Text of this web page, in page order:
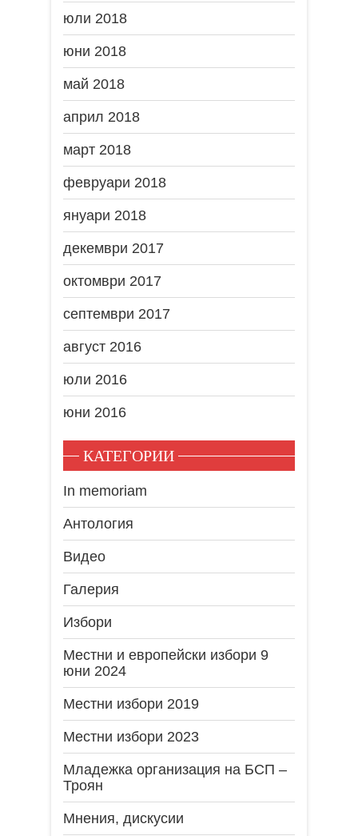
юли 2018
юни 2018
май 2018
април 2018
март 2018
февруари 2018
януари 2018
декември 2017
октомври 2017
септември 2017
август 2016
юли 2016
юни 2016
КАТЕГОРИИ
In memoriam
Антология
Видео
Галерия
Избори
Местни и европейски избори 9
юни 2024
Местни избори 2019
Местни избори 2023
Младежка организация на БСП –
Троян
Мнения, дискусии